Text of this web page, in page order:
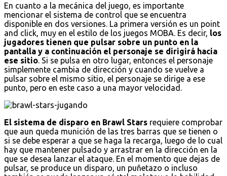
En cuanto a la mecánica del juego, es importante
mencionar el sistema de control que se encuentra
disponible en dos versiones. La primera versión es un point
and click, muy en el estilo de los juegos MOBA. Es decir, los
jugadores tienen que pulsar sobre un punto en la
pantalla y a continuación el personaje se dirigirá hacia
ese sitio. Si se pulsa en otro lugar, entonces el personaje
simplemente cambia de dirección y cuando se vuelve a
pulsar sobre el mismo sitio, el personaje se dirige a ese
punto, pero en este caso a una mayor velocidad.
El sistema de disparo en Brawl Stars requiere comprobar
que aun queda munición de las tres barras que se tienen o
si se debe esperar a que se haga la recarga, luego de lo cual
hay que mantener pulsado y arrastrar en la dirección en la
que se desea lanzar el ataque. En el momento que dejas de
pulsar, se produce un disparo, un puñetazo o incluso